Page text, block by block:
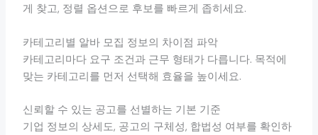
게 찾고, 정렬 옵션으로 후보를 빠르게 좁히세요.
카테고리별 알바 모집 정보의 차이점 파악
카테고리마다 요구 조건과 근무 형태가 다릅니다. 목적에
맞는 카테고리를 먼저 선택해 효율을 높이세요.
신뢰할 수 있는 공고를 선별하는 기본 기준
기업 정보의 상세도, 공고의 구체성, 합법성 여부를 확인하